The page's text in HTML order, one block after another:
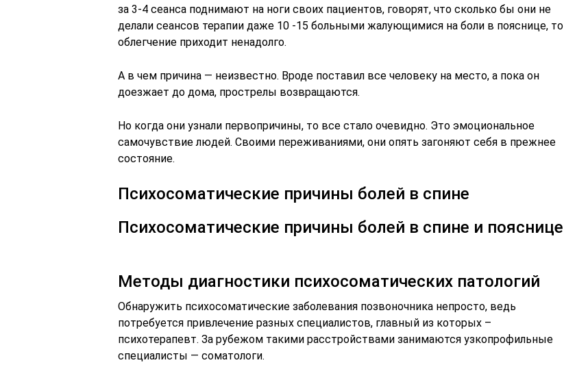
за 3-4 сеанса поднимают на ноги своих пациентов, говорят, что сколько бы они не
делали сеансов терапии даже 10 -15 больными жалующимися на боли в пояснице, то
облегчение приходит ненадолго.
А в чем причина — неизвестно. Вроде поставил все человеку на место, а пока он
доезжает до дома, прострелы возвращаются.
Но когда они узнали первопричины, то все стало очевидно. Это эмоциональное
самочувствие людей. Своими переживаниями, они опять загоняют себя в прежнее
состояние.
Психосоматические причины болей в спине
Психосоматические причины болей в спине и пояснице
Методы диагностики психосоматических патологий
Обнаружить психосоматические заболевания позвоночника непросто, ведь
потребуется привлечение разных специалистов, главный из которых –
психотерапевт. За рубежом такими расстройствами занимаются узкопрофильные
специалисты — соматологи.